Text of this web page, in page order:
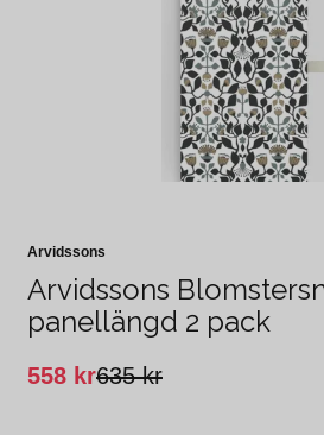
Arvidssons
Arvidssons
panellängd 2 pack
635 kr
558 kr